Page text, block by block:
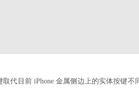
取代目前 iPhone 金属侧边上的实体按键